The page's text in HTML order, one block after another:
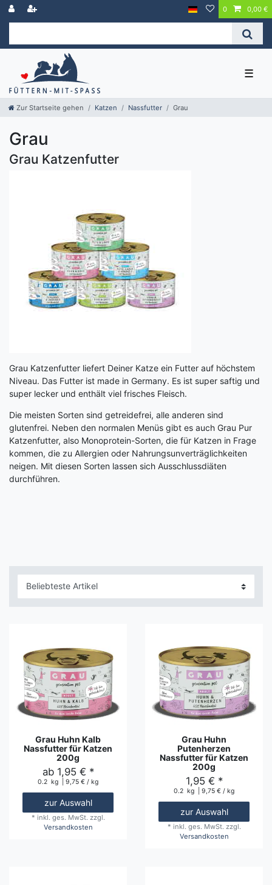
0 0,00 €
☰
Zur Startseite gehen Katzen Nassfutter Grau
Grau
Grau Katzenfutter
Grau Katzenfutter liefert Deiner Katze ein Futter auf höchstem
Niveau. Das Futter ist made in Germany. Es ist super saftig und
super lecker und enthält viel frisches Fleisch.
Die meisten Sorten sind getreidefrei, alle anderen sind
glutenfrei. Neben den normalen Menüs gibt es auch Grau Pur
Katzenfutter, also Monoprotein-Sorten, die für Katzen in Frage
kommen, die zu Allergien oder Nahrungsunverträglichkeiten
neigen. Mit diesen Sorten lassen sich Ausschlussdiäten
durchführen.
Grau Huhn Kalb
Nassfutter für Katzen
200g
ab 1,95 € *
0.2 kg | 9,75 € / kg
zur Auswahl
* inkl. ges. MwSt. zzgl.
Versandkosten
Grau Huhn
Putenherzen
Nassfutter für Katzen
200g
1,95 € *
0.2 kg | 9,75 € / kg
zur Auswahl
* inkl. ges. MwSt. zzgl.
Versandkosten